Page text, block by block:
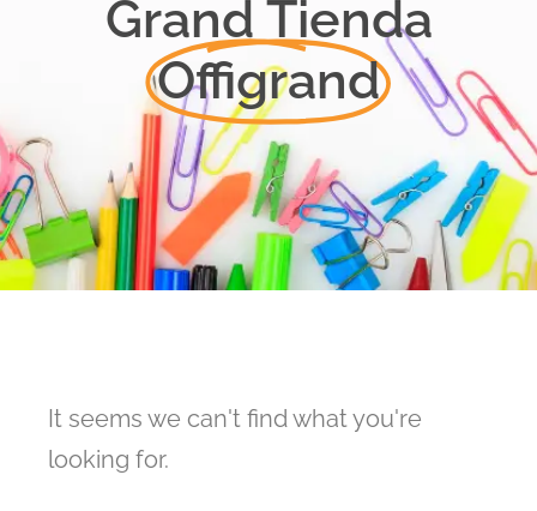
Grand Tienda
Offigrand
It seems we can't find what you're
looking for.